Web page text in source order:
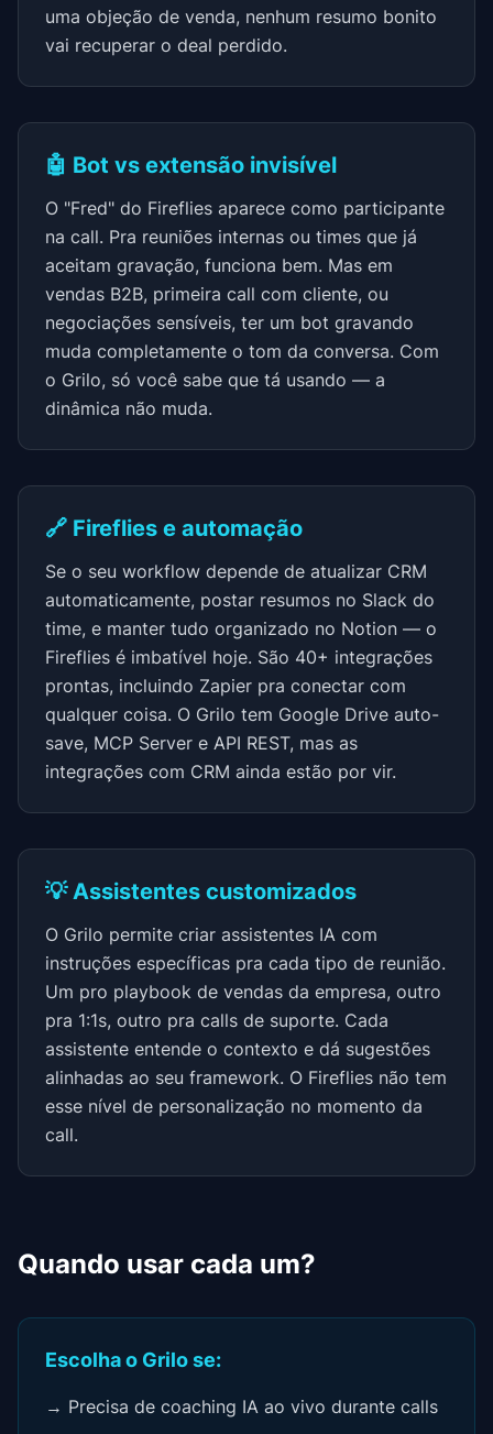
uma objeção de venda, nenhum resumo bonito
vai recuperar o deal perdido.
🤖 Bot vs extensão invisível
O "Fred" do Fireflies aparece como participante
na call. Pra reuniões internas ou times que já
aceitam gravação, funciona bem. Mas em
vendas B2B, primeira call com cliente, ou
negociações sensíveis, ter um bot gravando
muda completamente o tom da conversa. Com
o Grilo, só você sabe que tá usando — a
dinâmica não muda.
🔗 Fireflies e automação
Se o seu workflow depende de atualizar CRM
automaticamente, postar resumos no Slack do
time, e manter tudo organizado no Notion — o
Fireflies é imbatível hoje. São 40+ integrações
prontas, incluindo Zapier pra conectar com
qualquer coisa. O Grilo tem Google Drive auto-
save, MCP Server e API REST, mas as
integrações com CRM ainda estão por vir.
💡 Assistentes customizados
O Grilo permite criar assistentes IA com
instruções específicas pra cada tipo de reunião.
Um pro playbook de vendas da empresa, outro
pra 1:1s, outro pra calls de suporte. Cada
assistente entende o contexto e dá sugestões
alinhadas ao seu framework. O Fireflies não tem
esse nível de personalização no momento da
call.
Quando usar cada um?
Escolha o Grilo se:
→ Precisa de coaching IA ao vivo durante calls